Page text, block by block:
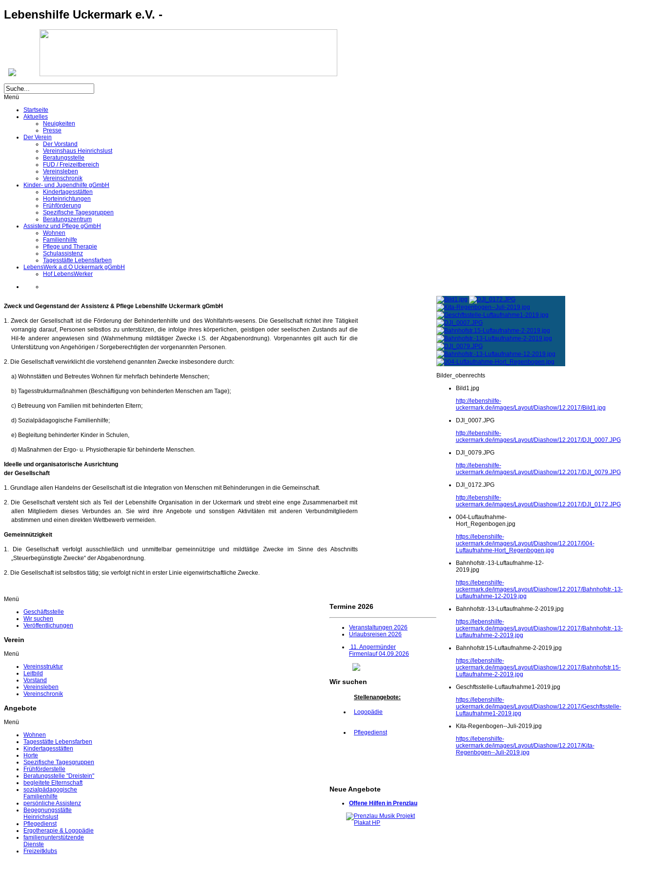
Lebenshilfe Uckermark e.V. -
Menü
Startseite
Aktuelles
Neuigkeiten
Presse
Der Verein
Der Vorstand
Vereinshaus Heinrichslust
Beratungsstelle
FUD / Freizeitbereich
Vereinsleben
Vereinschronik
Kinder- und Jugendhilfe gGmbH
Kindertagesstätten
Horteinrichtungen
Frühförderung
Spezifische Tagesgruppen
Beratungszentrum
Assistenz und Pflege gGmbH
Wohnen
Familienhilfe
Pflege und Therapie
Schulassistenz
Tagesstätte Lebensfarben
LebensWerk a.d.O Uckermark gGmbH
Hof LebensWerker
Bilder_obenrechts
Bild1.jpg
http://lebenshilfe-
uckermark.de/images/Layout/Diashow/12.2017/Bild1.jpg
DJI_0007.JPG
http://lebenshilfe-
uckermark.de/images/Layout/Diashow/12.2017/DJI_0007.JPG
DJI_0079.JPG
http://lebenshilfe-
uckermark.de/images/Layout/Diashow/12.2017/DJI_0079.JPG
DJI_0172.JPG
http://lebenshilfe-
uckermark.de/images/Layout/Diashow/12.2017/DJI_0172.JPG
004-Luftaufnahme-
Hort_Regenbogen.jpg
https://lebenshilfe-
uckermark.de/images/Layout/Diashow/12.2017/004-
Luftaufnahme-Hort_Regenbogen.jpg
Bahnhofstr.-13-Luftaufnahme-12-
2019.jpg
https://lebenshilfe-
uckermark.de/images/Layout/Diashow/12.2017/Bahnhofstr.-13-
Luftaufnahme-12-2019.jpg
Bahnhofstr.-13-Luftaufnahme-2-2019.jpg
https://lebenshilfe-
uckermark.de/images/Layout/Diashow/12.2017/Bahnhofstr.-13-
Luftaufnahme-2-2019.jpg
Bahnhofstr.15-Luftaufnahme-2-2019.jpg
https://lebenshilfe-
uckermark.de/images/Layout/Diashow/12.2017/Bahnhofstr.15-
Luftaufnahme-2-2019.jpg
Geschftsstelle-Luftaufnahme1-2019.jpg
https://lebenshilfe-
uckermark.de/images/Layout/Diashow/12.2017/Geschftsstelle-
Luftaufnahme1-2019.jpg
Kita-Regenbogen--Juli-2019.jpg
https://lebenshilfe-
uckermark.de/images/Layout/Diashow/12.2017/Kita-
Regenbogen--Juli-2019.jpg
Zweck und Gegenstand der Assistenz & Pflege Lebenshilfe Uckermark gGmbH
1. Zweck der Gesellschaft ist die Förderung der Behindertenhilfe und des Wohlfahrts-wesens. Die Gesellschaft richtet ihre Tätigkeit
vorrangig darauf, Personen selbstlos zu unterstützen, die infolge ihres körperlichen, geistigen oder seelischen Zustands auf die
Hil-fe anderer angewiesen sind (Wahrnehmung mildtätiger Zwecke i.S. der Abgabenordnung). Vorgenanntes gilt auch für die
Unterstützung von Angehörigen / Sorgeberechtigten der vorgenannten Personen.
2. Die Gesellschaft verwirklicht die vorstehend genannten Zwecke insbesondere durch:
a) Wohnstätten und Betreutes Wohnen für mehrfach behinderte Menschen;
b) Tagesstrukturmaßnahmen (Beschäftigung von behinderten Menschen am Tage);
c) Betreuung von Familien mit behinderten Eltern;
d) Sozialpädagogische Familienhilfe;
e) Begleitung behinderter Kinder in Schulen,
d) Maßnahmen der Ergo- u. Physiotherapie für behinderte Menschen.
Ideelle und organisatorische Ausrichtung
der Gesellschaft
1. Grundlage allen Handelns der Gesellschaft ist die Integration von Menschen mit Behinderungen in die Gemeinschaft.
2. Die Gesellschaft versteht sich als Teil der Lebenshilfe Organisation in der Uckermark und strebt eine enge Zusammenarbeit mit
allen Mitgliedern dieses Verbundes an. Sie wird ihre Angebote und sonstigen Aktivitäten mit anderen Verbundmitgliedern
abstimmen und einen direkten Wettbewerb vermeiden.
Gemeinnützigkeit
1. Die Gesellschaft verfolgt ausschließlich und unmittelbar gemeinnützige und mildtätige Zwecke im Sinne des Abschnitts
„Steuerbegünstigte Zwecke“ der Abgabenordnung.
2. Die Gesellschaft ist selbstlos tätig; sie verfolgt nicht in erster Linie eigenwirtschaftliche Zwecke.
Menü
Geschäftsstelle
Wir suchen
Veröffentlichungen
Verein
Menü
Vereinsstruktur
Leitbild
Vorstand
Vereinsleben
Vereinschronik
Angebote
Menü
Wohnen
Tagesstätte Lebensfarben
Kindertagesstätten
Horte
Spezifische Tagesgruppen
Frühförderstelle
Beratungsstelle "Dreistein"
begleitete Elternschaft
sozialpädagogische
Familienhilfe
persönliche Assistenz
Begegnungsstätte
Heinrichslust
Pflegedienst
Ergotherapie & Logopädie
familienunterstützende
Dienste
Freizeitklubs
Termine 2026
Veranstaltungen 2026
Urlaubsreisen 2026
11. Angermünder
Firmenlauf 04.09.2026
Wir suchen
Stellenangebote:
Logopädie
Pflegedienst
Neue Angebote
Offene Hilfen in Prenzlau